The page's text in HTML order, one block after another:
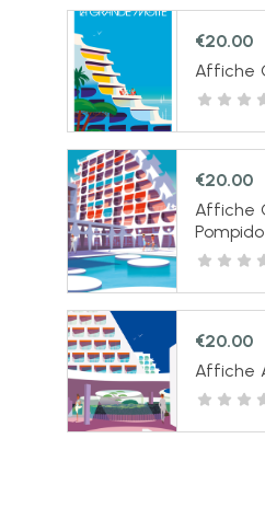
€20.00
Affiche
€20.00
Affiche
€20.00
Affiche